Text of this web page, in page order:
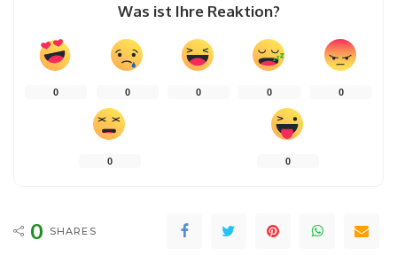
Was ist Ihre Reaktion?
0 0 0 0 0
0 0
0 SHARES